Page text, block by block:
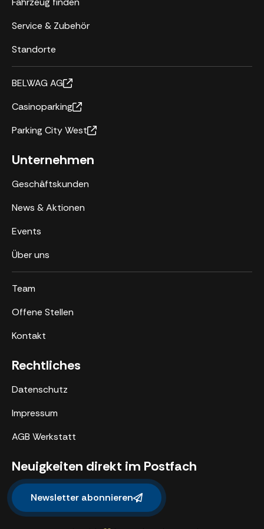
Service & Zubehör
Standorte
BELWAG AG
Casinoparking
Parking City West
Unternehmen
Geschäftskunden
News & Aktionen
Events
Über uns
Team
Offene Stellen
Kontakt
Rechtliches
Datenschutz
Impressum
AGB Werkstatt
Neuigkeiten direkt im Postfach
Newsletter abonnieren